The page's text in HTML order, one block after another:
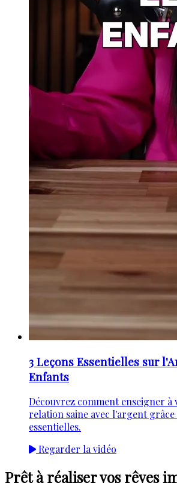
3 Leçons Essentielles sur
Enfants
Découvrez comment enseigner à
relation saine avec l'argent grâce
essentielles.
Regarder la vidéo
Prêt à réaliser vos rêves